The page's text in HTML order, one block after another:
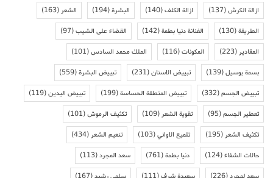
ازالة الكرش(137) ازالة الكلف(140) البشرة(194) الشعر(163)
الطريقة(130) الفنانة دنيا بطمة(142) القضاء على الشيب(97)
المقادير(223) المكونات(116) الملك محمد السادس(101)
بسمة بوسيل(139) تبييض الاسنان(231) تبييض البشرة(559)
تبييض الجسم(332) تبييض المنطقة الحساسة(199) تبييض اليدين(119)
تعطير الجسم(95) تقوية الشعر(109) تكثيف الرموش(101)
تكثيف الشعر(195) تلميع الاواني(103) تنعيم الشعر(434)
حالات الشفاء(124) دنيا بطمة(761) سعد المجرد(113)